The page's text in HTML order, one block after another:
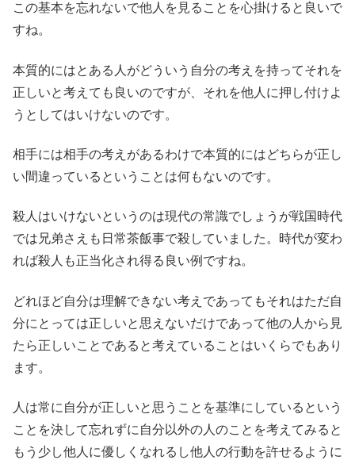
この基本を忘れないで他人を見ることを心掛けると良いで
すね。
本質的にはとある人がどういう自分の考えを持ってそれを
正しいと考えても良いのですが、それを他人に押し付けよ
うとしてはいけないのです。
相手には相手の考えがあるわけで本質的にはどちらが正し
い間違っているということは何もないのです。
殺人はいけないというのは現代の常識でしょうが戦国時代
では兄弟さえも日常茶飯事で殺していました。時代が変わ
れば殺人も正当化され得る良い例ですね。
どれほど自分は理解できない考えであってもそれはただ自
分にとっては正しいと思えないだけであって他の人から見
たら正しいことであると考えていることはいくらでもあり
ます。
人は常に自分が正しいと思うことを基準にしているという
ことを決して忘れずに自分以外の人のことを考えてみると
もう少し他人に優しくなれるし他人の行動を許せるように